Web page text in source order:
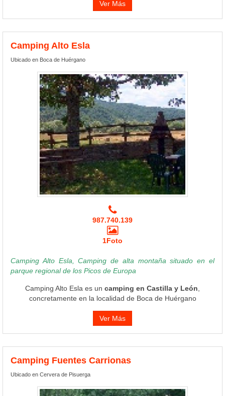
Ver Más
Camping Alto Esla
Ubicado en Boca de Huérgano
987.740.139
1Foto
Camping Alto Esla, Camping de alta montaña situado en el
parque regional de los Picos de Europa
Camping Alto Esla es un camping en Castilla y León
concretamente en la localidad de Boca de Huérgano
Ver Más
Camping Fuentes Carrionas
Ubicado en Cervera de Pisuerga